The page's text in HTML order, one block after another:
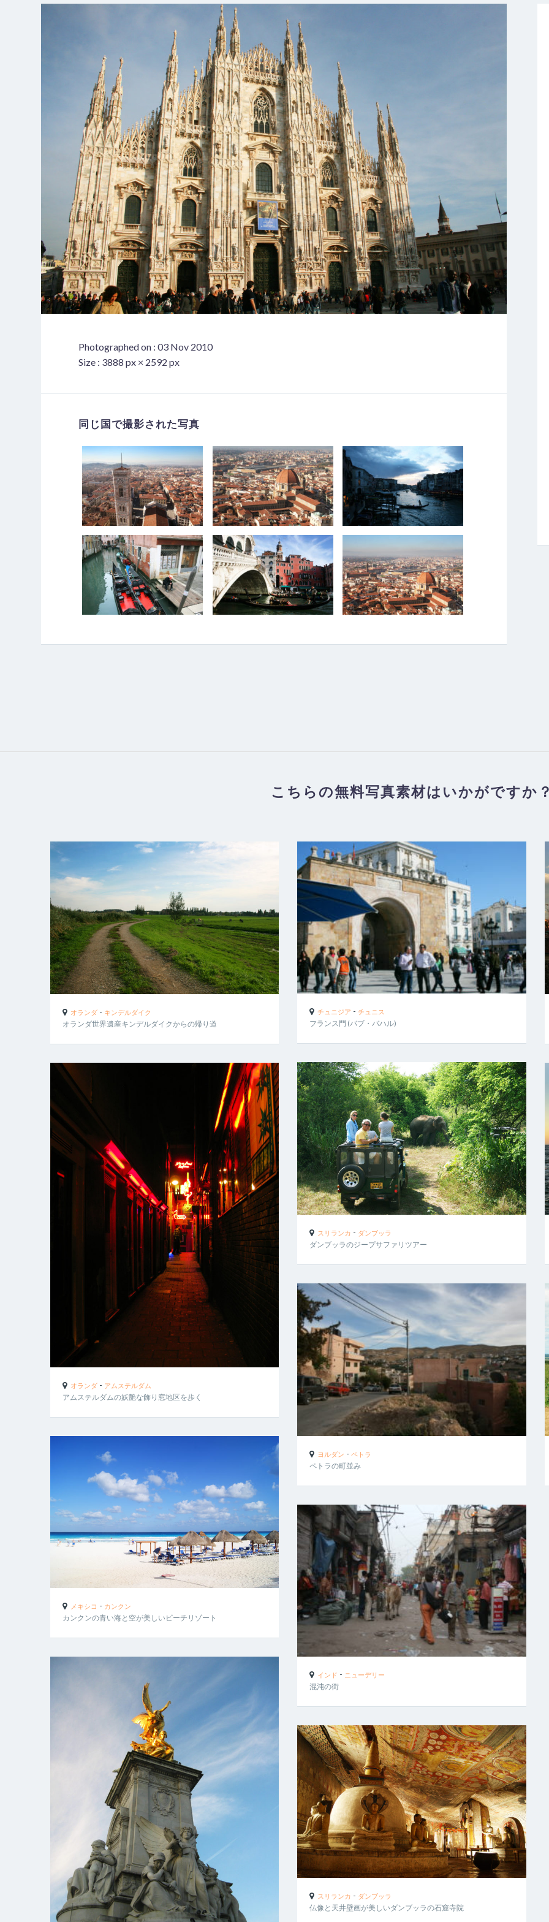
Photographed on : 03 Nov 2010
Size : 3888 px × 2592 px
同じ国で撮影された写真
こちらの無料写真素材はいかがですか
オランダ - キンデルダイク
オランダ世界遺産キンデルダイクからの帰り道
オランダ - アムステルダム
アムステルダムの妖艶な飾り窓地区を歩く
メキシコ - カンクン
カンクンの青い海と空が美しいビーチリゾート
チュニジア -チュニス
フランス門 (バブ・バハル)
スリランカ - ダンブッラ
ダンブッラのジープサファリツアー
ヨルダン -ペトラ
ペトラの町並み
インド - ニューデリー
混沌の街
スリランカ - ダンブッラ
仏像と天井壁画が美しいダンブッラの石窟寺院